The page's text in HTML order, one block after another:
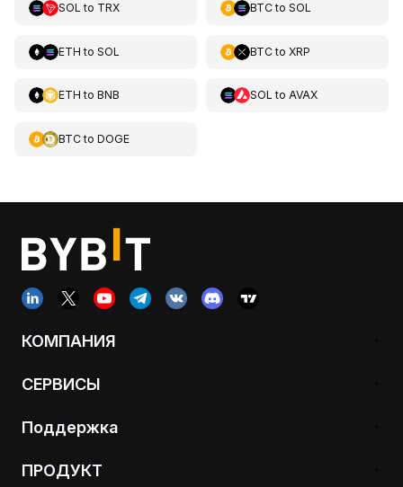
SOL to TRX BTCto SOL
ETH to SOL BTCto XRP
ETH to BNB SOL to AVAX
BTCto DOGE
КОМПАНИЯ
СЕРВИСЫ
Поддержка
ПРОДУКТ